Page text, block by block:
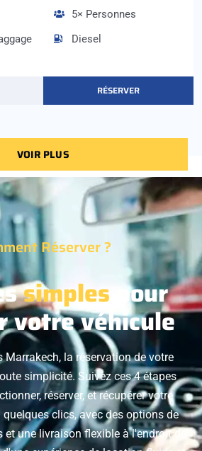
5× Personnes
Diesel
RÉSERVER
VOIR PLUS
Réserver ?
simples pour
votre véhicule
Marrakech, la réservation de votre
simplicité. Suivez ces 4 étapes
réserver, et récupérer votre
clics, avec des options de
une livraison flexible à l'endroit de